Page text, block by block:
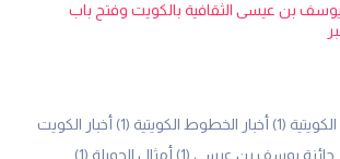
يوسف بن عيسى الثقافية بالكويت وفتح باب
(1) أخبار الخطوط الكويتية (1)
أخبار الكويت
جائزة يوسف بن عيسى (1) أمثال الحويلة (1)